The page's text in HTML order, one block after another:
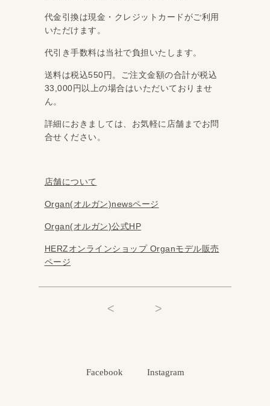
代金引換は現金・クレジットカードがご利用
いただけます。
代引き手数料は当社で負担いたします。
送料は税込550円。ご注文金額の合計が税込
33,000円以上の場合はいただいておりませ
ん。
詳細におきましては、お気軽に店舗までお問
合せください。
店舗について
Organ(オルガン)newsページ
Organ(オルガン)公式HP
HERZオンラインショップ Organモデル販売
ページ
< >
Facebook Instagram